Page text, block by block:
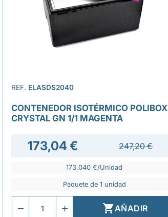
REF. ELASDS2040
CONTENEDOR ISOTÉRMICO POLIBOX
CRYSTAL GN 1/1 MAGENTA
173,04 € 247,20 €
173,040 €/Unidad
Paquete de 1 unidad
AÑADIR